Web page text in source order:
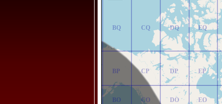
BO
BP
BQ
CO
CP
CQ
DO
DP
DQ
EO
EP
EQ